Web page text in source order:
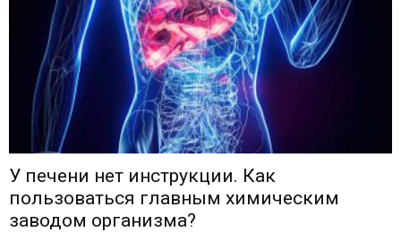
У печени нет инструкции. Как
пользоваться главным химическим
заводом организма?